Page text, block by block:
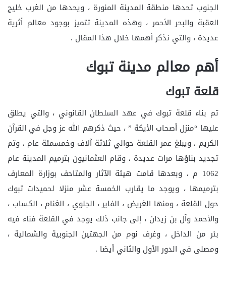
الجنوب تحدها منطقة المدينة المنورة ، ويحدها من الغرب خليج
العقبة والبحر الأحمر ، وهذه المدينة تتميز بوجود معالم أثرية
عديدة ، والتي نذكر أهمها خلال هذا المقال .
أهم معالم مدينة تبوك
قلعة تبوك
تم بناء قلعة تبوك في عهد السلطان القانوني ، والتي يطلق
عليها “منزل أصحاب الأيكة ” ، حيث ذكرهم الله عز وجل في القرآن
الكريم ، ويبلغ عمر القلعة حوالي ثلاثة آلاف وخمسمئة عام ، وتم
تجديد بناؤها مرات عديدة ، وقام العثمانيون بترميم المدينة عام
1062 م ، وبعدها قامت هيئة الآثار والمتاحف بوزارة المعارف
بترميمها ، ويوجد ما يقارب الخمسة عشر منزلا لحميدات تبوك
حول القلعة ، ومنها الغريض ، الفاير ، الجلوي ، الغنام ، الكساب ،
والأحمد وآل بن زيدان ، إلى جانب ذلك يوجد في القلعة فناء فيه
بئر من الداخل ، وغرف نوم من الجهتين الجنوبية والشمالية ،
ومصلى في الدور الأول والثاني أيضا .